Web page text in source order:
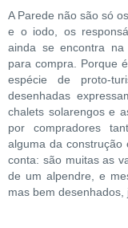
A Parede não são só
e o iodo, os
ainda se encontra
para compra. Porque
espécie de proto-
desenhadas
chalets solarengos e
por compradores
alguma da
conta: são muitas as
de um alpendre, e
mas bem desenhados,